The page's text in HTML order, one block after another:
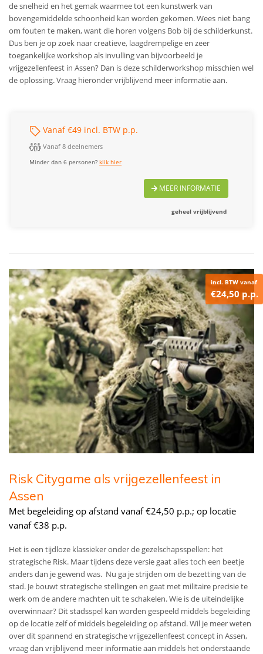
de snelheid en het gemak waarmee tot een kunstwerk van
bovengemiddelde schoonheid kan worden gekomen. Wees niet bang
om fouten te maken, want die horen volgens Bob bij de schilderkunst.
Dus ben je op zoek naar creatieve, laagdrempelige en zeer
toegankelijke workshop als invulling van bijvoorbeeld je
vrijgezellenfeest in Assen? Dan is deze schilderworkshop misschien wel
de oplossing. Vraag hieronder vrijblijvend meer informatie aan.
Vanaf €49 incl. BTW p.p.
Vanaf 8 deelnemers
Minder dan 6 personen?klik hier
MEER INFORMATIE
geheel vrijblijvend
incl. BTW vanaf
€24,50 p.p.
Risk Citygame als vrijgezellenfeest in
Assen
Met begeleiding op afstand vanaf €24,50 p.p.; op locatie
vanaf €38 p.p.
Het is een tijdloze klassieker onder de gezelschapsspellen: het
strategische Risk. Maar tijdens deze versie gaat alles toch een beetje
anders dan je gewend was. Nu ga je strijden om de bezetting van de
stad. Je bouwt strategische stellingen en gaat met militaire precisie te
werk om de andere machten uit te schakelen. Wie is de uiteindelijke
overwinnaar? Dit stadsspel kan worden gespeeld middels begeleiding
op de locatie zelf of middels begeleiding op afstand.Wil je meer weten
over dit spannend en strategische vrijgezellenfeest concept in Assen,
vraag dan vrijblijvend meer informatie aan middels het onderstaande